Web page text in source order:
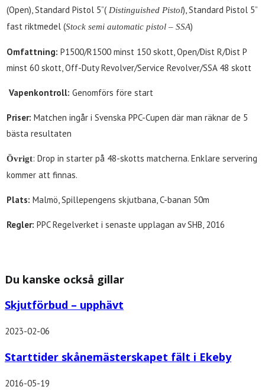
(Open), Standard Pistol 5”( Distinguished Pistol), Standard Pistol 5”
fast riktmedel (Stock semi automatic pistol – SSA)
Omfattning: P1500/R1500 minst 150 skott, Open/Dist R/Dist P
minst 60 skott, Off-Duty Revolver/Service Revolver/SSA 48 skott
Vapenkontroll: Genomförs före start
Priser: Matchen ingår i Svenska PPC-Cupen där man räknar de 5
bästa resultaten
Övrigt: Drop in starter på 48-skotts matcherna. Enklare servering
kommer att finnas.
Plats: Malmö, Spillepengens skjutbana, C-banan 50m
Regler: PPC Regelverket i senaste upplagan av SHB, 2016
Du kanske också gillar
Skjutförbud – upphävt
2023-02-06
Starttider skånemästerskapet fält i Ekeby
2016-05-19